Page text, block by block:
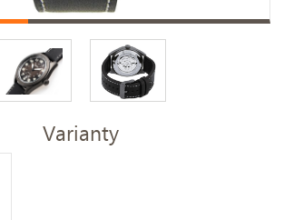
Varianty